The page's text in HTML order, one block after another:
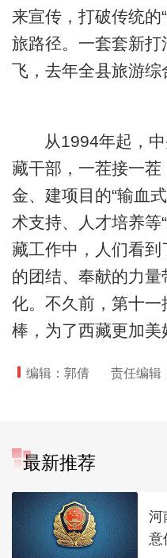
来宣传，打破传统的
旅路径。一套套新
飞，去年全县旅游综
从1994年起，
藏干部，一茬接一
金、建项目的“输血
术支持、人才培养等
藏工作中，人们看到
的团结、奉献的力
化。不久前，第十一
棒，为了西藏更加美
编辑：郭倩 责任编辑
最新推荐
河
意